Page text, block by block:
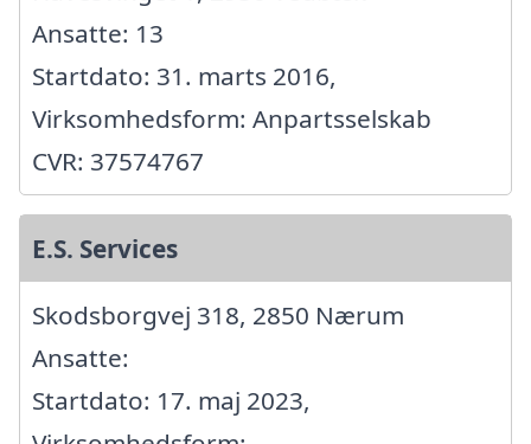
Ansatte: 13
Startdato: 31. marts 2016,
Virksomhedsform: Anpartsselskab
CVR: 37574767
E.S. Services
Skodsborgvej 318, 2850 Nærum
Ansatte:
Startdato: 17. maj 2023,